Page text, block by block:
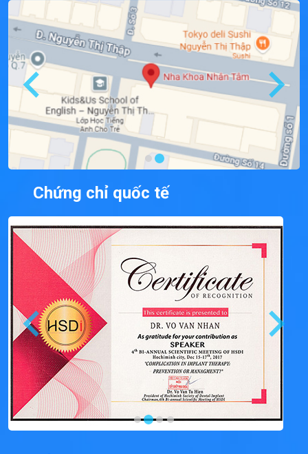
Chứng chỉ quốc tế